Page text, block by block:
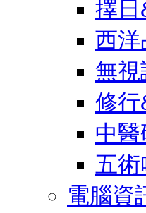
擇
西洋
無
修
中醫
五術
電腦資